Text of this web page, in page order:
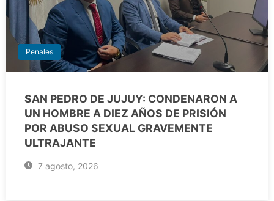
Penales
SAN PEDRO DE JUJUY: CONDENARON A
UN HOMBRE A DIEZ AÑOS DE PRISIÓN
POR ABUSO SEXUAL GRAVEMENTE
ULTRAJANTE
7 agosto, 2026